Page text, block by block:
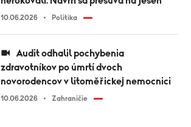
10.06.2026 Politika
zdravotníkov po úmrtí dvoch
novorodencov v litoměřickej nemocnici
10.06.2026 Zahraničie